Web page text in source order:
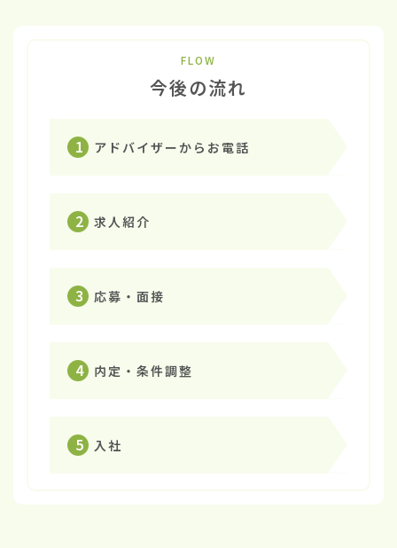
FLOW
今後の流れ
1 アドバイザーからお電話
2 求人紹介
3 応募・面接
4 内定・条件調整
5 入社